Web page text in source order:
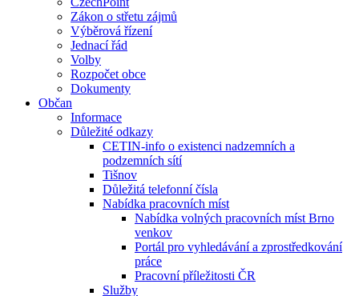
Zákon o střetu zájmů
Výběrová řízení
Jednací řád
Volby
Rozpočet obce
Dokumenty
Občan
Informace
Důležité odkazy
CETIN-info o existenci nadzemních a
podzemních sítí
Tišnov
Důležitá telefonní čísla
Nabídka pracovních míst
Nabídka volných pracovních míst Brno
venkov
Portál pro vyhledávání a zprostředkování
práce
Pracovní příležitosti ČR
Služby